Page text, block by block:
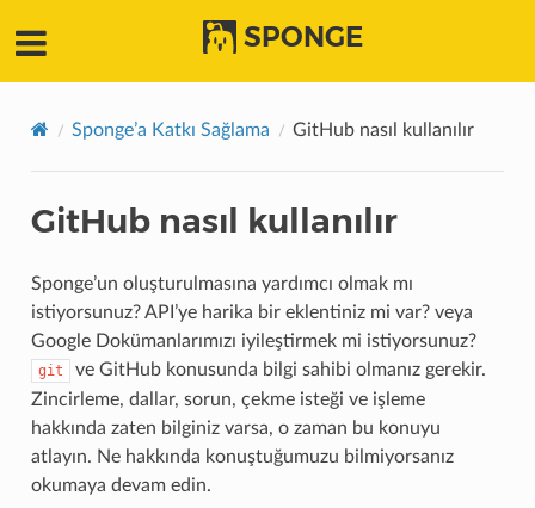
SPONGE
Sponge’a Katkı Sağlama GitHub nasıl kullanılır
GitHub nasıl kullanılır
Sponge’un oluşturulmasına yardımcı olmak mı
istiyorsunuz? API’ye harika bir eklentiniz mi var? veya
Google Dokümanlarımızı iyileştirmek mi istiyorsunuz?
git
ve GitHub konusunda bilgi sahibi olmanız gerekir.
Zincirleme, dallar, sorun, çekme isteği ve işleme
hakkında zaten bilginiz varsa, o zaman bu konuyu
atlayın. Ne hakkında konuştuğumuzu bilmiyorsanız
okumaya devam edin.